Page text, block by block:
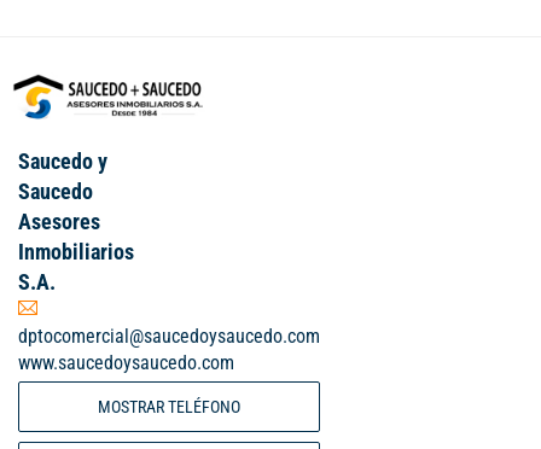
Saucedo y
Saucedo
Asesores
Inmobiliarios
S.A.
dptocomercial@saucedoysaucedo.com
www.saucedoysaucedo.com
MOSTRAR TELÉFONO